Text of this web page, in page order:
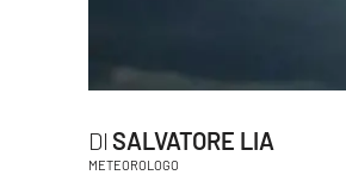
SALVATORE LIA
METEOROLOGO